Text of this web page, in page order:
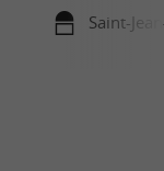
Saint-